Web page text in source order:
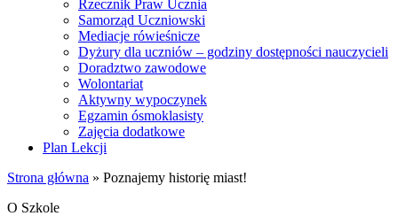
Rzecznik Praw Ucznia
Samorząd Uczniowski
Mediacje rówieśnicze
Dyżury dla uczniów – godziny dostępności nauczycieli
Doradztwo zawodowe
Wolontariat
Aktywny wypoczynek
Egzamin ósmoklasisty
Zajęcia dodatkowe
Plan Lekcji
Strona główna » Poznajemy historię miast!
O Szkole